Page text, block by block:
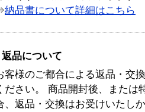
納品書について詳細はこちら
返品について
客様のご都合による返品・交
ださい。 商品開封後、または
、返品・交換はお受けいたし